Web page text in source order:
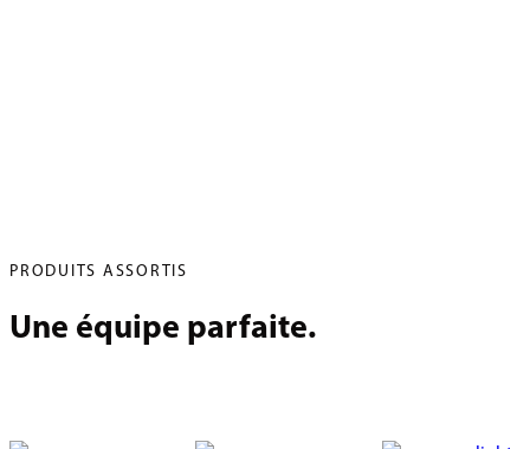
PRODUITS ASSORTIS
Une équipe parfaite.